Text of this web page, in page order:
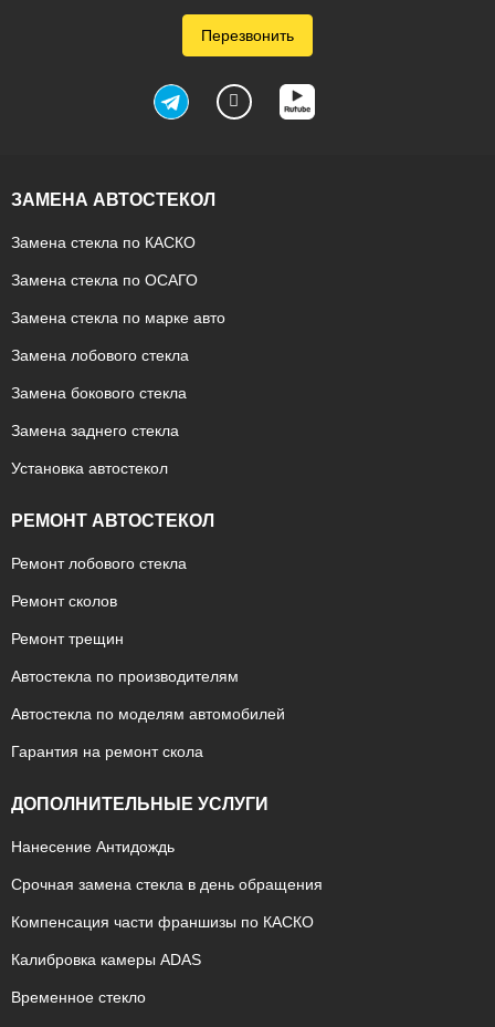
Перезвонить
ЗАМЕНА АВТОСТЕКОЛ
Замена стекла по КАСКО
Замена стекла по ОСАГО
Замена стекла по марке авто
Замена лобового стекла
Замена бокового стекла
Замена заднего стекла
Установка автостекол
РЕМОНТ АВТОСТЕКОЛ
Ремонт лобового стекла
Ремонт сколов
Ремонт трещин
Автостекла по производителям
Автостекла по моделям автомобилей
Гарантия на ремонт скола
ДОПОЛНИТЕЛЬНЫЕ УСЛУГИ
Нанесение Антидождь
Срочная замена стекла в день обращения
Компенсация части франшизы по КАСКО
Калибровка камеры ADAS
Временное стекло